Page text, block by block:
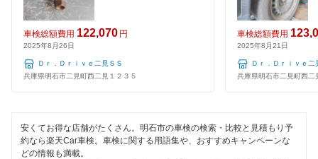
神崎郡
丹波篠山市
佐用郡
宍粟市
洲本市
1級整備士在籍
コンピューター診断
車検総額費用 122,070 円
2025年8月26日
Ｄｒ．Ｄｒｉｖｅ二見ＳＳ
兵庫県明石市二見町西二見１２３５
車検総額費用
2025年8月21日
Ｄｒ．Ｄｒｉｖｅ二
兵庫県明石市二見町西二
安くてお得な店舗がたくさん。明石市の車検の検索・比較と見積もり予
約なら楽天Car車検。車検に関する用語集や、おすすめキャンペーンな
どの情報も満載。